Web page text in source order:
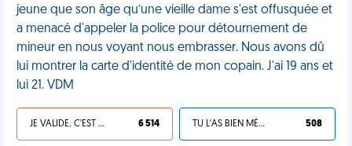
jeune que son âge qu’une vieille dame s'est offusquée et
a menacé d'appeler la police pour détournement de
mineur en nous voyant nous embrasser. Nous avons dû
lui montrer la carte d'identité de mon copain. J'ai 19 ans et
lui 21. VDM
JE VALIDE, C'EST UNE VDM 6 514 TU L'AS BIEN MÉRITÉ 508